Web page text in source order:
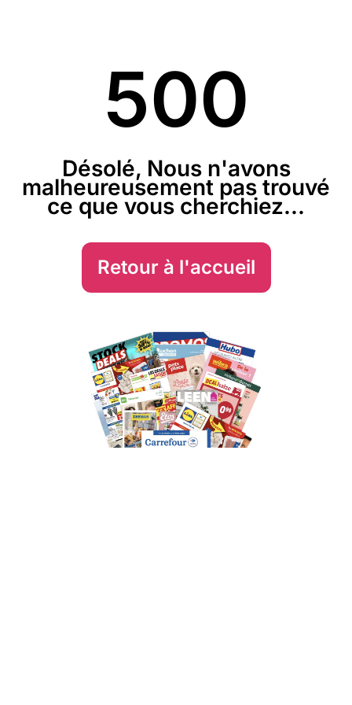
500
Désolé, Nous n'avons
malheureusement pas trouvé
ce que vous cherchiez...
Retour à l'accueil